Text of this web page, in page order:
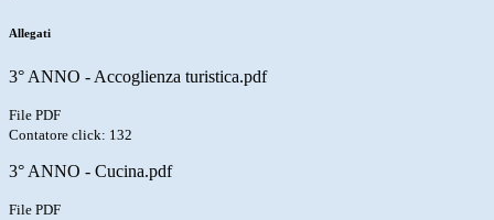
Allegati
3° ANNO - Accoglienza turistica.pdf
File PDF
Contatore click: 132
3° ANNO - Cucina.pdf
File PDF